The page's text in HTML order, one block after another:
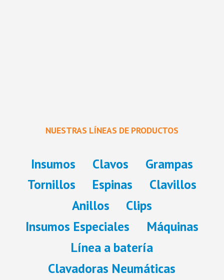
NUESTRAS LÍNEAS DE PRODUCTOS
Insumos Clavos
Grampas
Tornillos
Espinas
Clavillos
Anillos
Clips
Insumos Especiales
Máquinas
Línea a batería
Clavadoras Neumáticas